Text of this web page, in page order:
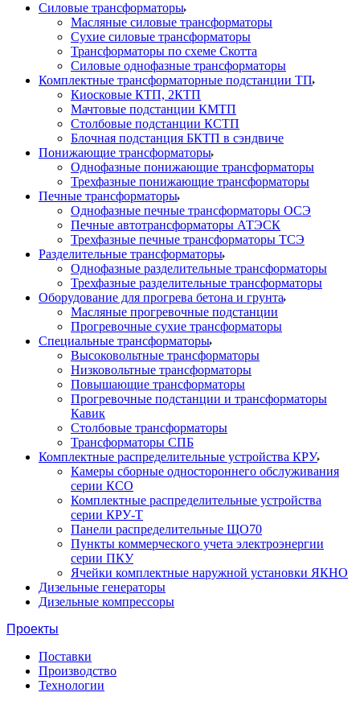
Силовые трансформаторы
Масляные силовые трансформаторы
Сухие силовые трансформаторы
Трансформаторы по схеме Скотта
Силовые однофазные трансформаторы
Комплектные трансформаторные подстанции ТП
Киосковые КТП, 2КТП
Мачтовые подстанции КМТП
Столбовые подстанции КСТП
Блочная подстанция БКТП в сэндвиче
Понижающие трансформаторы
Однофазные понижающие трансформаторы
Трехфазные понижающие трансформаторы
Печные трансформаторы
Однофазные печные трансформаторы ОСЭ
Печные автотрансформаторы АТЭСК
Трехфазные печные трансформаторы ТСЭ
Разделительные трансформаторы
Однофазные разделительные трансформаторы
Трехфазные разделительные трансформаторы
Оборудование для прогрева бетона и грунта
Масляные прогревочные подстанции
Прогревочные сухие трансформаторы
Специальные трансформаторы
Высоковольтные трансформаторы
Низковольтные трансформаторы
Повышающие трансформаторы
Прогревочные подстанции и трансформаторы
Кавик
Столбовые трансформаторы
Трансформаторы СПБ
Комплектные распределительные устройства КРУ
Камеры сборные одностороннего обслуживания
серии КСО
Комплектные распределительные устройства
серии КРУ-Т
Панели распределительные ЩО70
Пункты коммерческого учета электроэнергии
серии ПКУ
Ячейки комплектные наружной установки ЯКНО
Дизельные генераторы
Дизельные компрессоры
Проекты
Поставки
Производство
Технологии